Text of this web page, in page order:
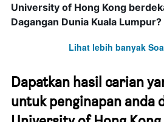
University of Hong Kong
Dagangan Dunia Kuala Lumpur?
Lihat lebih banyak
Dapatkan hasil carian
untuk penginapan anda